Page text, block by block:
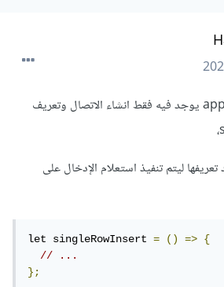
أنت تقوم بتنفيذ الملف app.js يوجد فيه فقط انشاء الاتصال وتعريف
ليتم تنفيذ استعلام الإدخال على
let singleRowInsert = () =>
{
// ...
};